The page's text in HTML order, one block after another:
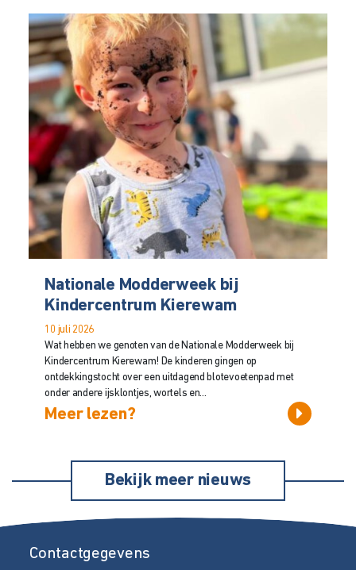
Nationale Modderweek bij
Kindercentrum Kierewam
10 juli 2026
Wat hebben we genoten van de Nationale Modderweek bij
Kindercentrum Kierewam! De kinderen gingen op
ontdekkingstocht over een uitdagend blotevoetenpad met
onder andere ijsklontjes, wortels en...
Meer lezen?
Bekijk meer nieuws
Contactgegevens